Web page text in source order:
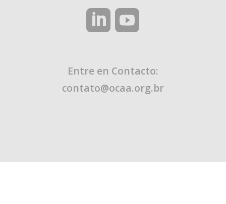
Entre en Contacto:
contato@ocaa.org.br